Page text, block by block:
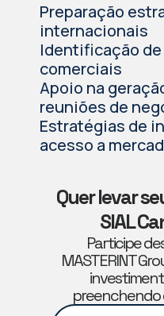
Preparação
internacionais
Identificação
comerciais
Apoio na
reuniões de
Estratégias de
acesso a
Quer levar
SIAL
Participe
MASTERINT
preenchendo